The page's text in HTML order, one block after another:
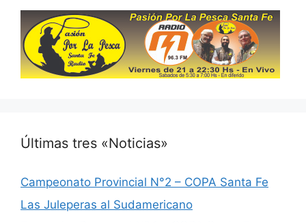
Últimas tres «Noticias»
Campeonato Provincial N°2 – COPA Santa Fe
Las Juleperas al Sudamericano